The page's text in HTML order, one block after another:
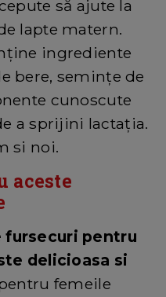
să ajute la
lapte matern.
ingrediente
bere, semințe de
cunoscute
a sprijini lactația.
si noi.
aceste
fursecuri pentru
delicioasa si
femeile